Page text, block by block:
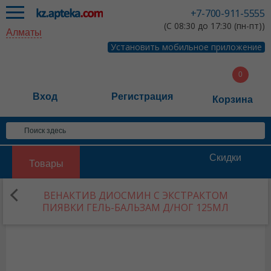
+7-700-911-5555
(С 08:30 до 17:30 (пн-пт))
Установить мобильное приложение
Алматы
Вход Регистрация Корзина
Товары
Скидки
ВЕНАКТИВ ДИОСМИН С ЭКСТРАКТОМ
ПИЯВКИ ГЕЛЬ-БАЛЬЗАМ Д/НОГ 125МЛ